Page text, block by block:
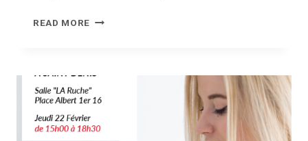
READ MORE VOUS
AU
DÉROULEMENT
DES
OPÉRATIONS
ÉLECTORALES